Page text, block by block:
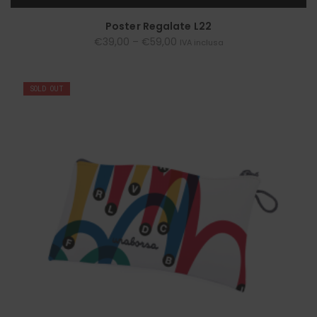
SCEGLI
Poster Regalate L22
€39,00 – €59,00 IVA inclusa
SOLD OUT